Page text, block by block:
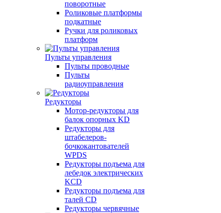
поворотные
Роликовые платформы
подкатные
Ручки для роликовых
платформ
Пульты управления
Пульты проводные
Пульты
радиоуправления
Редукторы
Мотор-редукторы для
балок опорных KD
Редукторы для
штабелеров-
бочкокантователей
WPDS
Редукторы подъема для
лебедок электрических
KCD
Редукторы подъема для
талей CD
Редукторы червячные